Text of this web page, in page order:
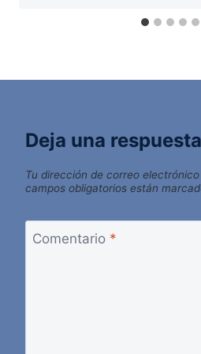
Deja una respuesta
Tu dirección de correo
campos obligatorios están
Comentario *